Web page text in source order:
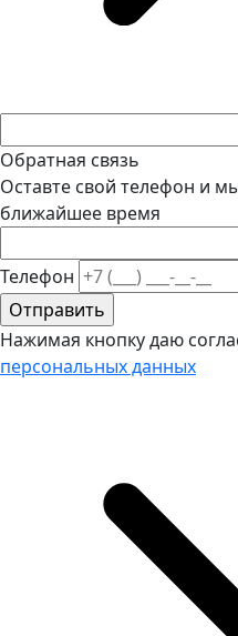
Обратная связь
Оставте свой телефон и
ближайшее время
Телефон
Нажимая кнопку даю
персональных данных